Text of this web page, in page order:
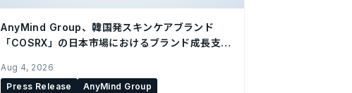
AnyMind Group、韓国発スキンケアブランド
「COSRX」の日本市場におけるブランド成長支援
Aug 4, 2026
Press Release
AnyMind Group